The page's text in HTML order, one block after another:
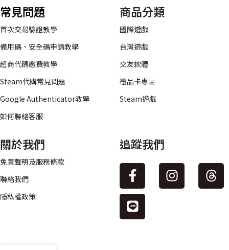
常見問題
首次交易驗證教學
備用碼、安全碼申請教學
超商代碼繳費教學
Steam代購常見問題
Google Authenticator教學
如何聯絡客服
商品分類
國際遊戲
台灣遊戲
交友軟體
禮品卡專區
Steam遊戲
關於我們
免責聲明及服務條款
聯絡我們
隱私權政策
追蹤我們